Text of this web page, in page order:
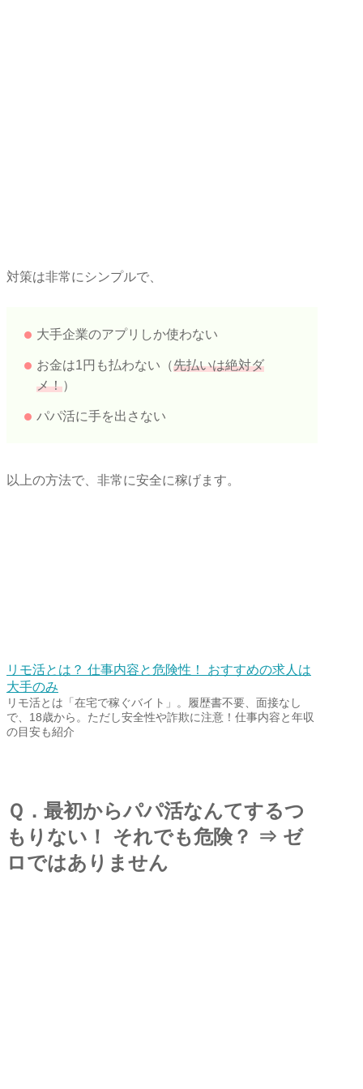
対策は非常にシンプルで、
大手企業のアプリしか使わない
お金は1円も払わない（先払いは絶対ダ
メ！）
パパ活に手を出さない
以上の方法で、非常に安全に稼げます。
リモ活とは？ 仕事内容と危険性！ おすすめの求人は
大手のみ
リモ活とは「在宅で稼ぐバイト」。履歴書不要、面接なし
で、18歳から。ただし安全性や詐欺に注意！仕事内容と年収
の目安も紹介
Ｑ．最初からパパ活なんてするつ
もりない！ それでも危険？ ⇒ ゼ
ロではありません